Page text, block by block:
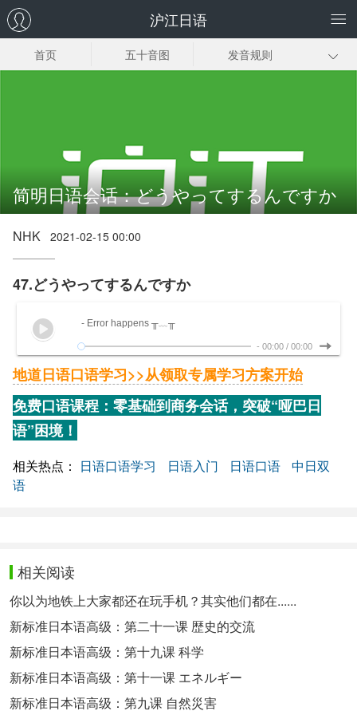
沪江日语
首页 五十音图 发音规则
零基础学习指南
简明日语会话：どうやってするんですか
NHK 2021-02-15 00:00
47.どうやってするんですか
- Error happens ╥﹏╥
- 00:00 / 00:00
地道日语口语学习>>从领取专属学习方案开始
免费口语课程：零基础到商务会话，突破“哑巴日
语”困境！
相关热点： 日语口语学习 日语入门 日语口语
中日双
语
相关阅读
你以为地铁上大家都还在玩手机？其实他们都在......
新标准日本语高级：第二十一课 歴史的交流
新标准日本语高级：第十九课 科学
新标准日本语高级：第十一课 エネルギー
新标准日本语高级：第九课 自然災害